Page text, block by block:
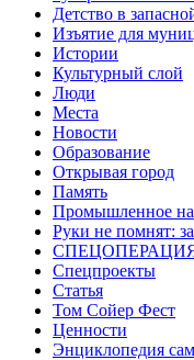
Детство в
Изъятие для
Истории
Культурный слой
Люди
Места
Новости
Образование
Открывая город
Память
Промышленное
Руки не помнят:
Спецпроекты
Статья
Том Сойер Фест
Ценности
Энциклопедия